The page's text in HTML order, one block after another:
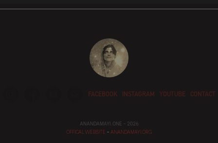
FACEBOOK INSTAGRAM YOUTUBE CONTACT
ANANDAMAYI.ONE - 2026
OFFICAL WEBSITE - ANANDAMAYI.ORG